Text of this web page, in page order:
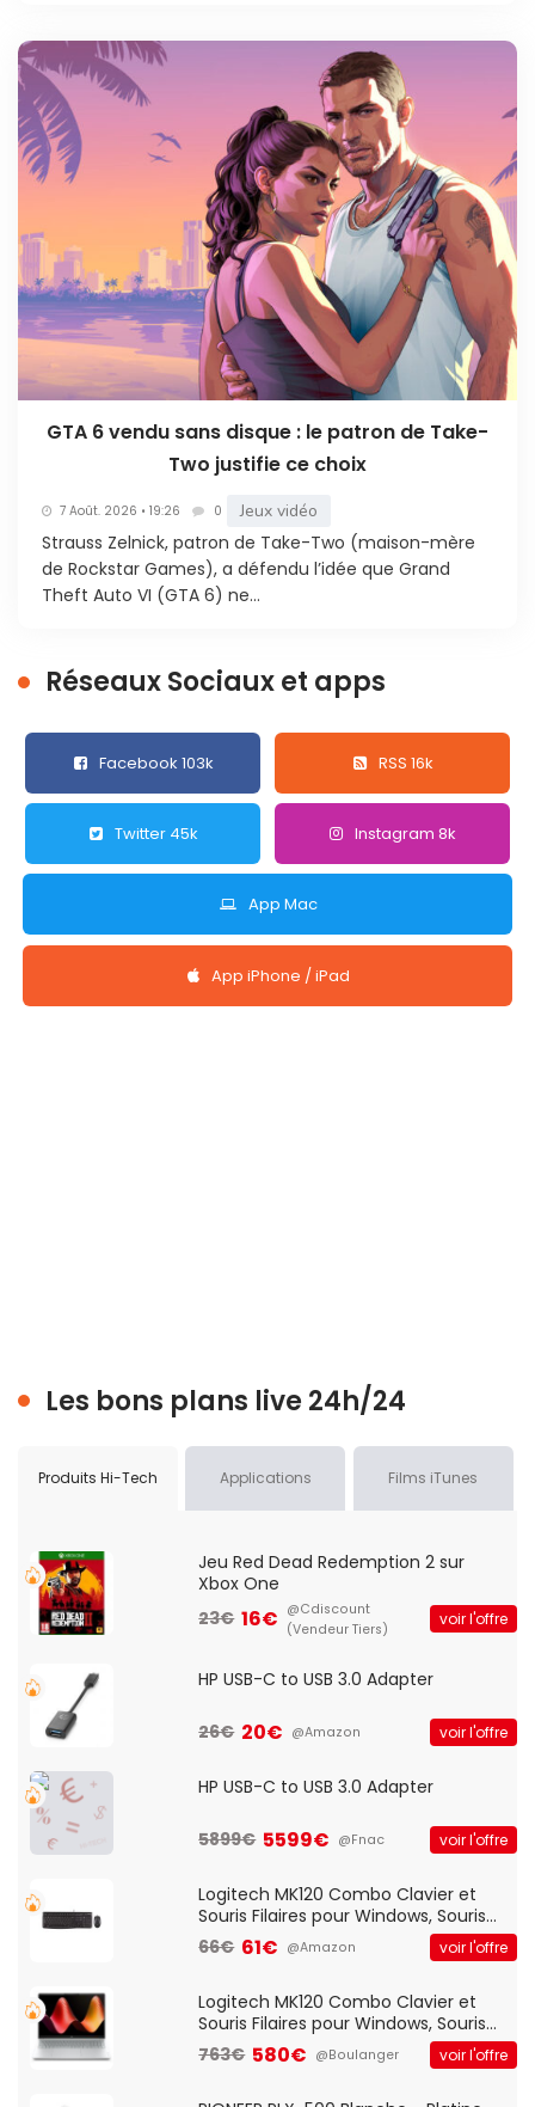
GTA 6 vendu sans disque : le patron de Take-
Two justifie ce choix
7 Août. 2026 • 19:26 0 Jeux vidéo
Strauss Zelnick, patron de Take-Two (maison-mère
de Rockstar Games), a défendu l’idée que Grand
Theft Auto VI (GTA 6) ne...
Réseaux Sociaux et apps
Facebook 103k RSS 16k
Twitter 45k Instagram 8k
App Mac
App iPhone / iPad
Les bons plans live 24h/24
Produits Hi-Tech Applications Films iTunes
Jeu Red Dead Redemption 2 sur
Xbox One
23€ 16€ @Cdiscount
(Vendeur Tiers)
voir l'offre
HP USB-C to USB 3.0 Adapter
26€ 20€ @Amazon voir l'offre
HP USB-C to USB 3.0 Adapter
5899€ 5599€ @Fnac voir l'offre
Logitech MK120 Combo Clavier et
Souris Filaires pour Windows, Souris
Optique Filaire, Connexion USB Plug
And Play, Confortable, Taille
QWERTY UK - Noir
66€ 61€ @Amazon voir l'offre
Logitech MK120 Combo Clavier et
Souris Filaires pour Windows, Souris
Optique Filaire, Connexion USB Plug
And Play, Confortable, Taille
763€ 580€ @Boulanger voir l'offre